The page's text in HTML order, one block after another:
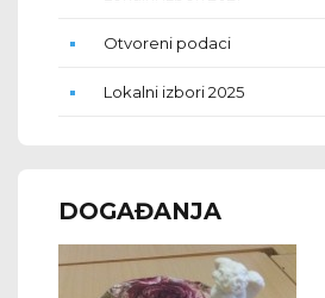
Otvoreni podaci
Lokalni izbori 2025
DOGAĐANJA